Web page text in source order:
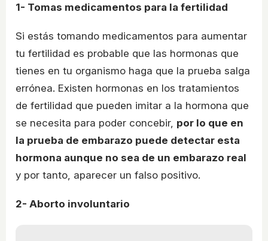
1- Tomas medicamentos para la fertilidad
Si estás tomando medicamentos para aumentar
tu fertilidad es probable que las hormonas que
tienes en tu organismo haga que la prueba salga
errónea. Existen hormonas en los tratamientos
de fertilidad que pueden imitar a la hormona que
se necesita para poder concebir, por lo que en
la prueba de embarazo puede detectar esta
hormona aunque no sea de un embarazo real
y por tanto, aparecer un falso positivo.
2- Aborto involuntario